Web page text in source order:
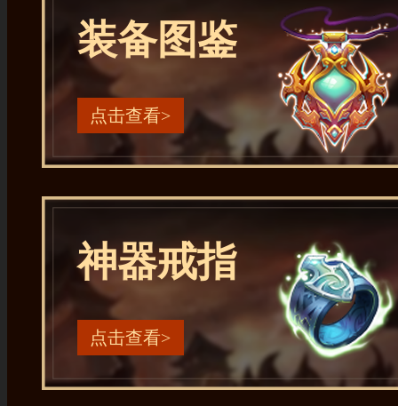
装备图鉴
点击查看>
神器戒指
点击查看>